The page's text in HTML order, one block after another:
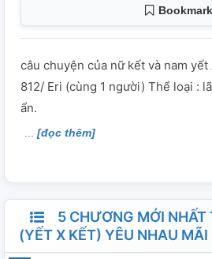
Bookmark
câu chuyện của nữ kết và nam
812/ Eri (cùng 1 người) Thể loại :
ẩn.
[đọc thêm]
5 CHƯƠNG MỚI NHẤT
(YẾT X KẾT) YÊU NHAU MÃI